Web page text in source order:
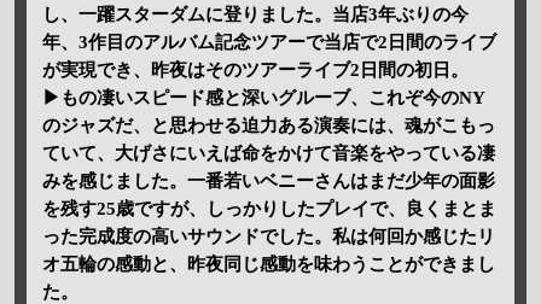
し、一躍スターダムに登りました。当店3年ぶりの今
年、3作目のアルバム記念ツアーで当店で2日間のライブ
が実現でき、昨夜はそのツアーライブ2日間の初日。
▶もの凄いスピード感と深いグルーブ、これぞ今のNY
のジャズだ、と思わせる迫力ある演奏には、魂がこもっ
ていて、大げさにいえば命をかけて音楽をやっている凄
みを感じました。一番若いベニーさんはまだ少年の面影
を残す25歳ですが、しっかりしたプレイで、良くまとま
った完成度の高いサウンドでした。私は何回か感じたリ
オ五輪の感動と、昨夜同じ感動を味わうことができまし
た。